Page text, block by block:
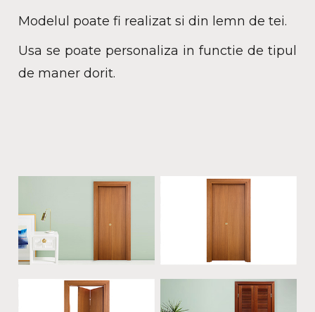
Modelul poate fi realizat si din lemn de tei.
Usa se poate personaliza in functie de tipul
de maner dorit.